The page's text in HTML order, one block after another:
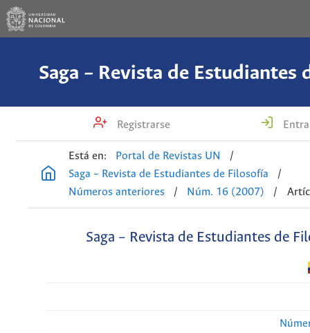
Saga – Revista de Estudiantes
Registrarse
Está en: Portal de Revistas UN
/
Saga – Revista de Estudiantes de Filosofía
/
Números anteriores
/ Núm. 16 (2007) /
Saga – Revista de Estudiantes de